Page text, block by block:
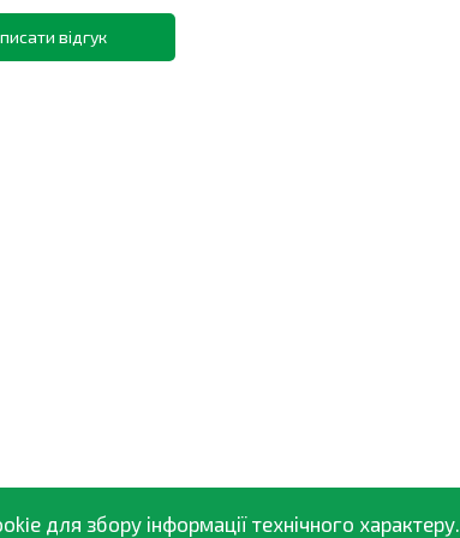
відгук
для збору інформації технічного характеру.